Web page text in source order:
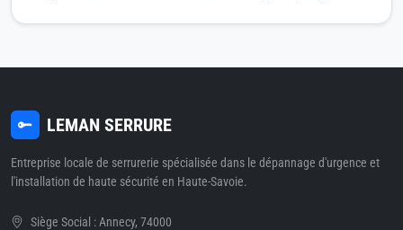
LEMAN SERRURE
Entreprise locale de serrurerie spécialisée dans le dépannage d'urgence et
l'installation de haute sécurité en Haute-Savoie.
Siège Social : Annecy, 74000